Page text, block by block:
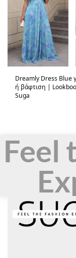
Dreamly Dress Blue
ή βάφτιση |
Suga
Feel